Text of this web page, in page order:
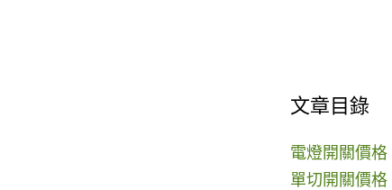
文章目錄
電燈開關價格
單切開關價格